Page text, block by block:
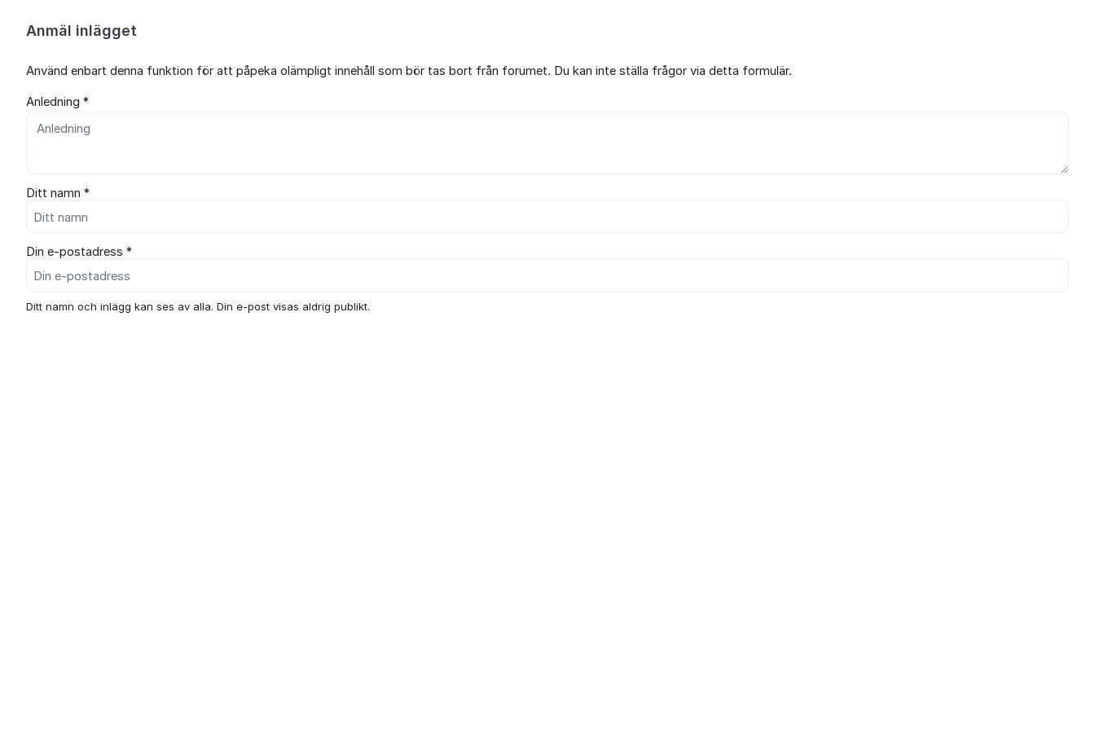
Anmäl inlägget
Använd enbart denna funktion för att påpeka olämpligt innehåll som bör tas bort från forumet. Du kan inte ställa frågor via detta formulär.
Anledning *
Ditt namn *
Din e-postadress *
Ditt namn och inlägg kan ses av alla. Din e-post visas aldrig publikt.